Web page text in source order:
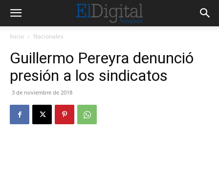
Inicio Nacionales
Guillermo Pereyra denunció
presión a los sindicatos
3 de noviembre de 2018